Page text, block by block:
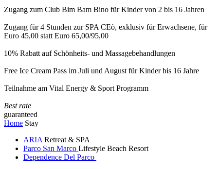
Zugang zum Club Bim Bam Bino für Kinder von 2 bis 16 Jahren
Zugang für 4 Stunden zur SPA CEò, exklusiv für Erwachsene, für
Euro 45,00 statt Euro 65,00/95,00
10% Rabatt auf Schönheits- und Massagebehandlungen
Free Ice Cream Pass im Juli und August für Kinder bis 16 Jahre
Teilnahme am Vital Energy & Sport Programm
Best rate
guaranteed
Home Stay
ARIA Retreat & SPA
Parco San Marco Lifestyle Beach Resort
Dependence Del Parco